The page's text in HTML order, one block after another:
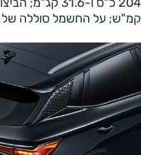
קמ"ש; על החשמל סוללה של 60.4 קוט"ש וטווח של 420 ק"מ.